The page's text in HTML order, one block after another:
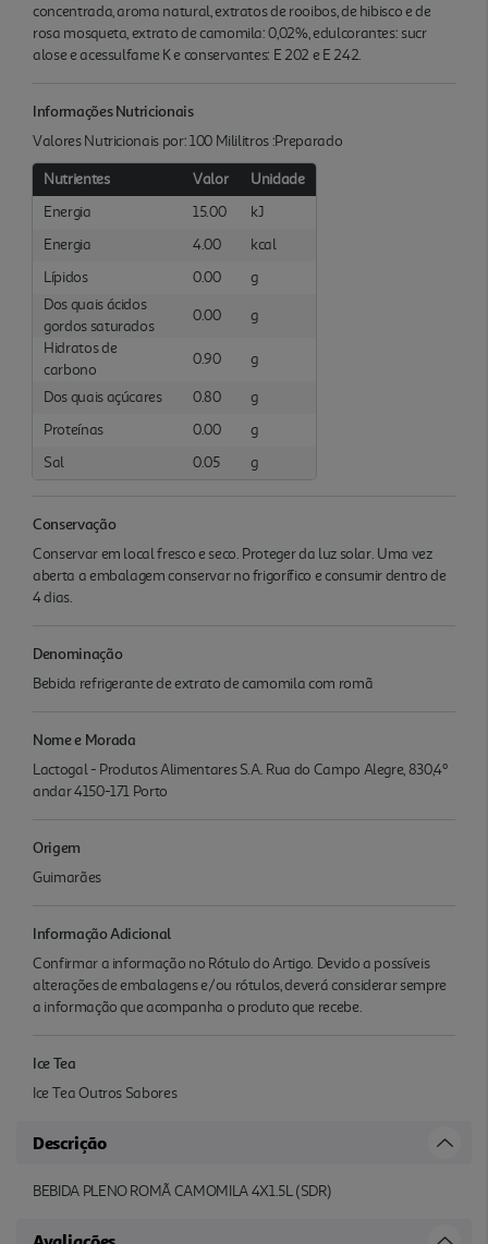
concentrada, aroma natural, extratos de rooibos, de hibisco e de
rosa mosqueta, extrato de camomila: 0,02%, edulcorantes: sucr
alose e acessulfame K e conservantes: E 202 e E 242.
Informações Nutricionais
Valores Nutricionais por: 100 Mililitros :Preparado
Nutrientes Valor
Unidade
Energia
15.00
kJ
Energia
4.00
kcal
Lípidos
0.00
g
Dos quais ácidos
gordos saturados
0.00
g
Hidratos de
carbono
0.90 g
Dos quais açúcares 0.80
g
Proteínas
0.00
g
Sal
0.05 g
Conservação
Conservar em local fresco e seco. Proteger da luz solar. Uma vez
aberta a embalagem conservar no frigorífico e consumir dentro de
4 dias.
Denominação
Bebida refrigerante de extrato de camomila com romã
Nome e Morada
Lactogal - Produtos Alimentares S.A. Rua do Campo Alegre, 830,4º
andar 4150-171 Porto
Origem
Guimarães
Informação Adicional
Confirmar a informação no Rótulo do Artigo. Devido a possíveis
alterações de embalagens e/ou rótulos, deverá considerar sempre
a informação que acompanha o produto que recebe.
Ice Tea
Ice Tea Outros Sabores
Descrição
BEBIDA PLENO ROMÃ CAMOMILA 4X1.5L (SDR)